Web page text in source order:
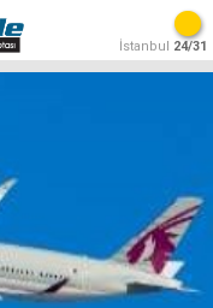
İstanbul 24/31